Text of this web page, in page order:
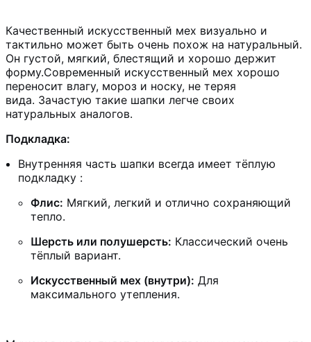
Качественный искусственный мех визуально и
тактильно может быть очень похож на натуральный.
Он густой, мягкий, блестящий и хорошо держит
форму.Современный искусственный мех хорошо
переносит влагу, мороз и носку, не теряя
вида. Зачастую такие шапки легче своих
натуральных аналогов.
Подкладка:
Внутренняя часть шапки всегда имеет тёплую
подкладку :
Флис: Мягкий, легкий и отлично сохраняющий
тепло.
Шерсть или полушерсть: Классический очень
тёплый вариант.
Искусственный мех (внутри): Для
максимального утепления.